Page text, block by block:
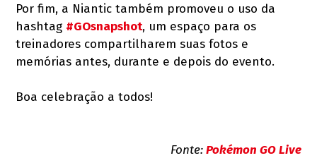
Por fim, a Niantic também promoveu o uso da
hashtag #GOsnapshot, um espaço para os
treinadores compartilharem suas fotos e
memórias antes, durante e depois do evento.
Boa celebração a todos!
Fonte:Pokémon GO Live